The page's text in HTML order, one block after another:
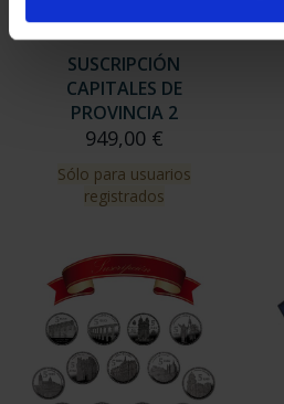
SUSCRIPCIÓN
CAPITALES DE
PROVINCIA 2
949,00 €
Sólo para usuarios
registrados